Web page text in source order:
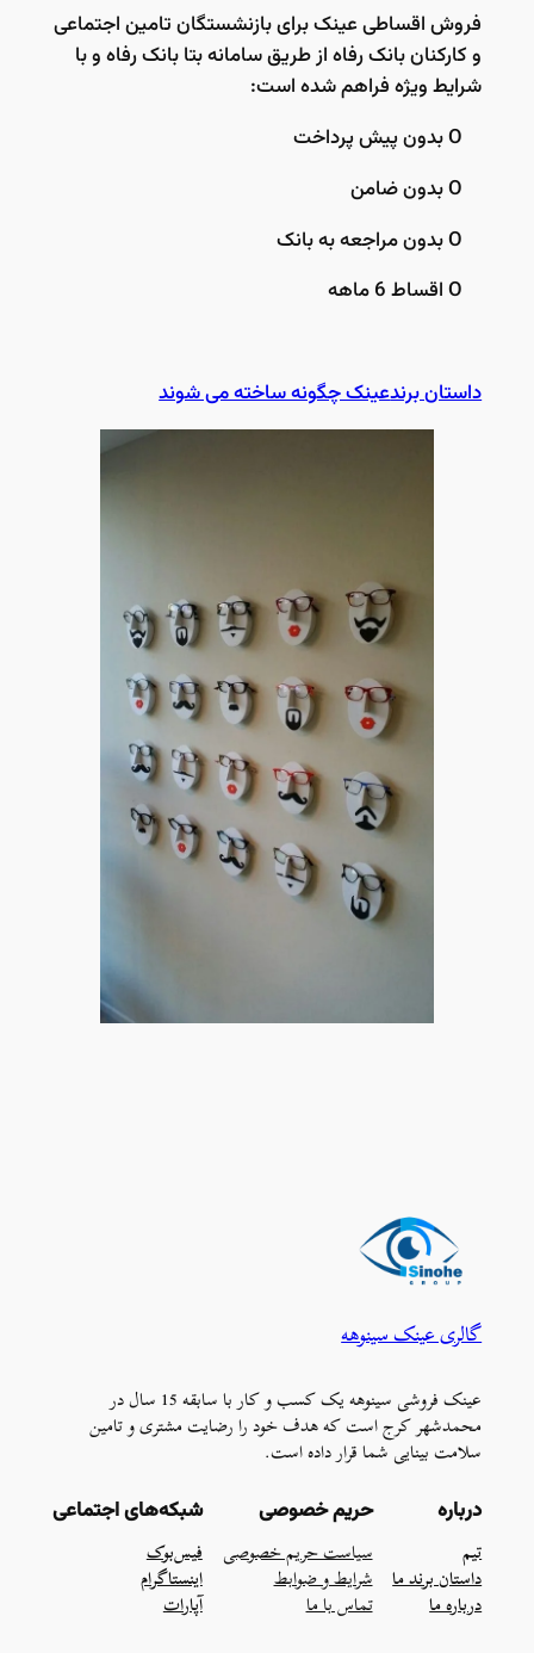
فروش اقساطی عینک برای بازنشستگان تامین اجتماعی
و کارکنان بانک رفاه از طریق سامانه بتا بانک رفاه و با
شرایط ویژه فراهم شده است:
داستان برندعینک چگونه ساخته می شوند
گالری عینک سینوهه
عینک فروشی سینوهه یک کسب و کار با سابقه 15 سال در
محمدشهر کرج است که هدف خود را رضایت مشتری و تامین
سلامت بینایی شما قرار داده است.
درباره
تیم
داستان برند ما
درباره ما
حریم خصوصی
سیاست حریم خصوصی
شرایط و ضوابط
تماس با ما
شبکه‌های اجتماعی
فیس‌بوک
اینستاگرام
آپارات